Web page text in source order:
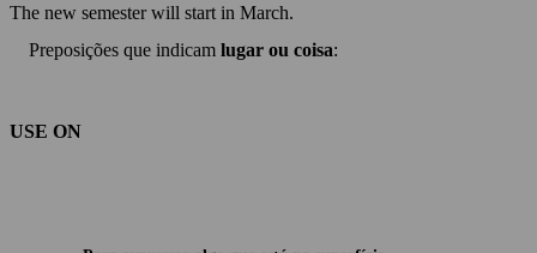
The new semester will start in March.
Preposições que indicam lugar ou coisa:
USE ON